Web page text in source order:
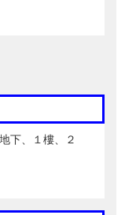
下、１樓、２